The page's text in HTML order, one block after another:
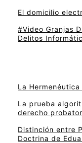
El domicilio
#Video Granjas
Delitos
La
La prueba
derecho
Distinción entre
Doctrina de